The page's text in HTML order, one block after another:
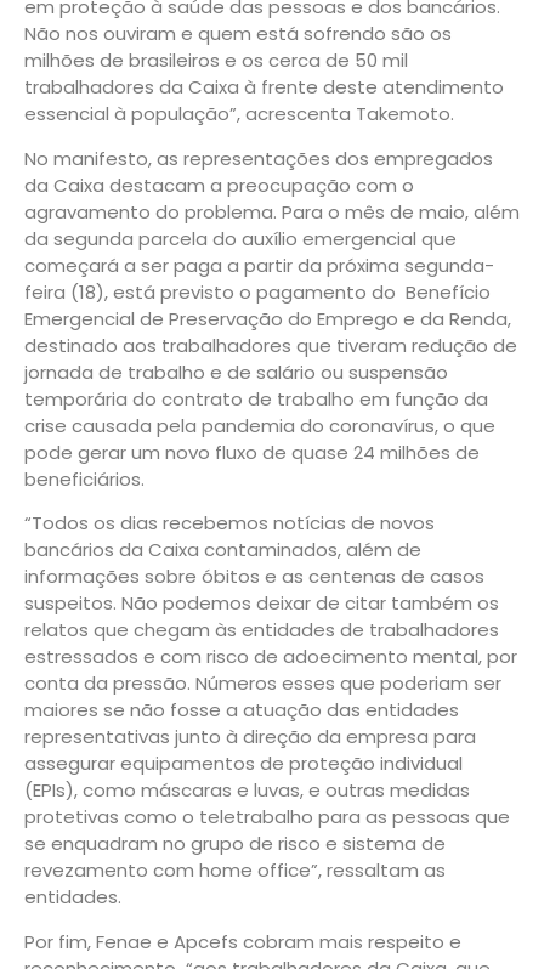
em proteção à saúde das pessoas e dos bancários.
Não nos ouviram e quem está sofrendo são os
milhões de brasileiros e os cerca de 50 mil
trabalhadores da Caixa à frente deste atendimento
essencial à população”, acrescenta Takemoto.
No manifesto, as representações dos empregados
da Caixa destacam a preocupação com o
agravamento do problema. Para o mês de maio, além
da segunda parcela do auxílio emergencial que
começará a ser paga a partir da próxima segunda-
feira (18), está previsto o pagamento do Benefício
Emergencial de Preservação do Emprego e da Renda,
destinado aos trabalhadores que tiveram redução de
jornada de trabalho e de salário ou suspensão
temporária do contrato de trabalho em função da
crise causada pela pandemia do coronavírus, o que
pode gerar um novo fluxo de quase 24 milhões de
beneficiários.
“Todos os dias recebemos notícias de novos
bancários da Caixa contaminados, além de
informações sobre óbitos e as centenas de casos
suspeitos. Não podemos deixar de citar também os
relatos que chegam às entidades de trabalhadores
estressados e com risco de adoecimento mental, por
conta da pressão. Números esses que poderiam ser
maiores se não fosse a atuação das entidades
representativas junto à direção da empresa para
assegurar equipamentos de proteção individual
(EPIs), como máscaras e luvas, e outras medidas
protetivas como o teletrabalho para as pessoas que
se enquadram no grupo de risco e sistema de
revezamento com home office”, ressaltam as
entidades.
Por fim, Fenae e Apcefs cobram mais respeito e